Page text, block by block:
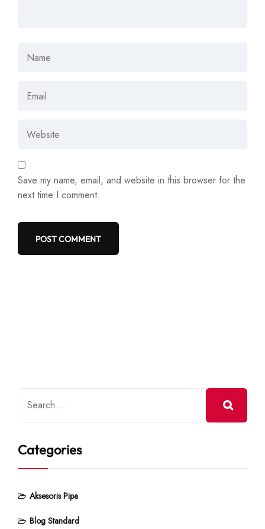
Save my name, email, and website in this browser for the
next time I comment.
Categories
Aksesoris Pipa
Blog Standard